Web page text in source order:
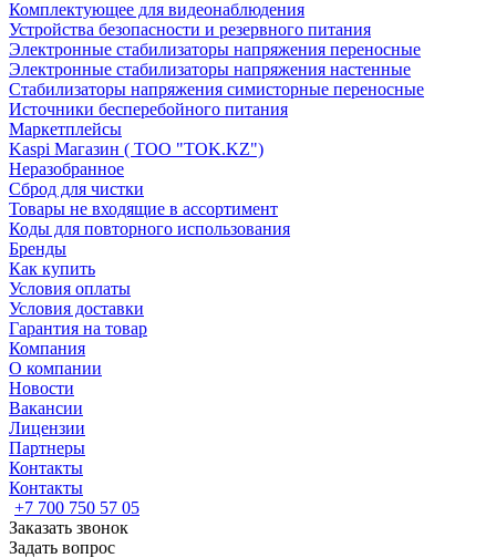
Комплектующее для видеонаблюдения
Устройства безопасности и резервного питания
Электронные стабилизаторы напряжения переносные
Электронные стабилизаторы напряжения настенные
Стабилизаторы напряжения симисторные переносные
Источники бесперебойного питания
Маркетплейсы
Kaspi Магазин ( ТОО "TOK.KZ")
Неразобранное
Сброд для чистки
Товары не входящие в ассортимент
Коды для повторного использования
Бренды
Как купить
Условия оплаты
Условия доставки
Гарантия на товар
Компания
О компании
Новости
Вакансии
Лицензии
Партнеры
Контакты
Контакты
+7 700 750 57 05
Заказать звонок
Задать вопрос